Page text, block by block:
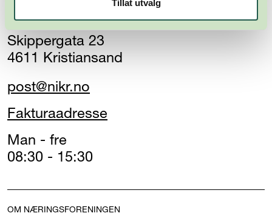
Tillat utvalg
Kristiansandsregionen
Skippergata 23
4611 Kristiansand
post@nikr.no
Fakturaadresse
Man - fre
08:30 - 15:30
OM NÆRINGSFORENINGEN